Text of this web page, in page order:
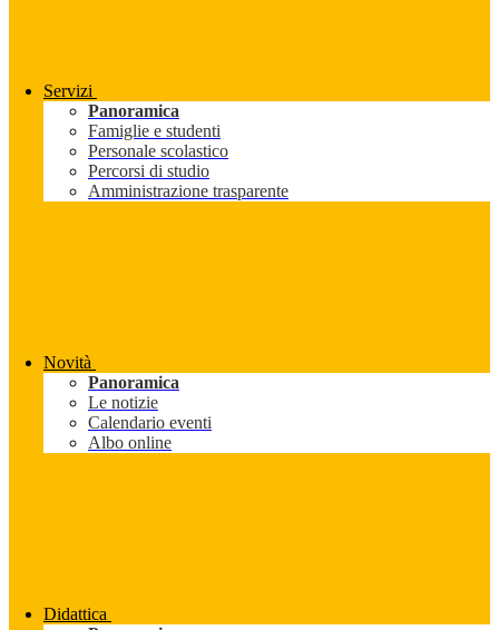
Servizi
Panoramica
Famiglie e studenti
Personale scolastico
Percorsi di studio
Amministrazione trasparente
Novità
Panoramica
Le notizie
Calendario eventi
Albo online
Didattica